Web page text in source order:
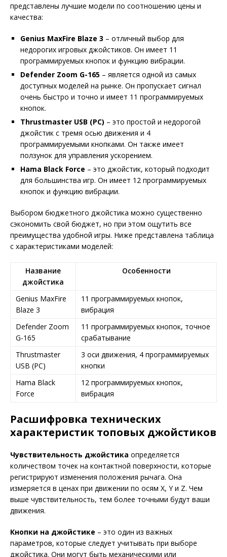
представлены лучшие модели по соотношению цены и
качества:
Genius MaxFire Blaze 3 – отличный выбор для
недорогих игровых джойстиков. Он имеет 11
программируемых кнопок и функцию вибрации.
Defender Zoom G-165 – является одной из самых
доступных моделей на рынке. Он пропускает сигнал
очень быстро и точно и имеет 11 программируемых
кнопок.
Thrustmaster USB (PC) – это простой и недорогой
джойстик с тремя осью движения и 4
программируемыми кнопками. Он также имеет
ползунок для управления ускорением.
Hama Black Force – это джойстик, который подходит
для большинства игр. Он имеет 12 программируемых
кнопок и функцию вибрации.
Выбором бюджетного джойстика можно существенно
сэкономить свой бюджет, но при этом ощутить все
преимущества удобной игры. Ниже представлена таблица
с характеристиками моделей:
Название
джойстика
Особенности
Genius MaxFire
Blaze 3
11 программируемых кнопок,
вибрация
Defender Zoom
G-165
11 программируемых кнопок, точное
срабатывание
Thrustmaster
USB (PC)
3 оси движения, 4 программируемых
кнопки
Hama Black
Force
12 программируемых кнопок,
вибрация
Расшифровка технических
характеристик топовых джойстиков
Чувствительность джойстика определяется
количеством точек на контактной поверхности, которые
регистрируют изменения положения рычага. Она
измеряется в ценах при движении по осям X, Y и Z. Чем
выше чувствительность, тем более точными будут ваши
движения.
Кнопки на джойстике – это один из важных
параметров, которые следует учитывать при выборе
джойстика. Они могут быть механическими или